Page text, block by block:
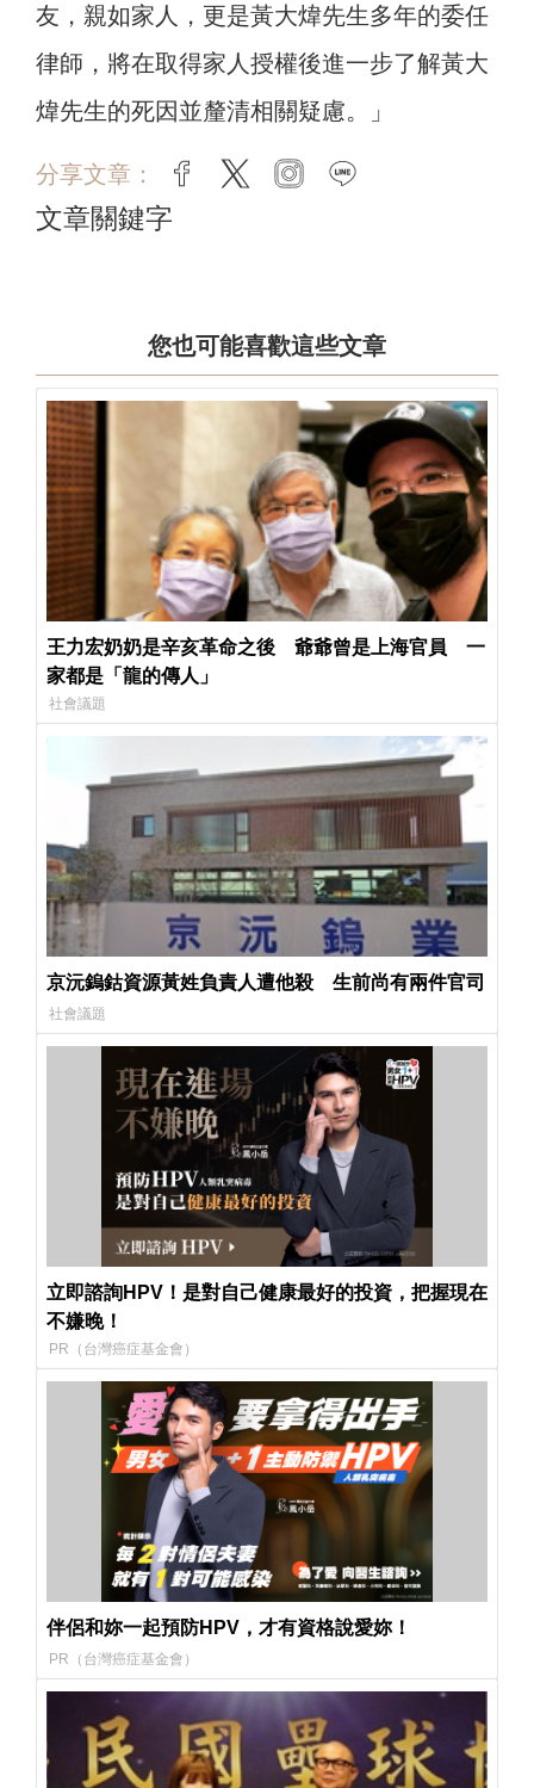
友，親如家人，更是黃大煒先生多年的委任
律師，將在取得家人授權後進一步了解黃大
煒先生的死因並釐清相關疑慮。」
分享文章： facebook
twitter instagram
文章關鍵字
您也可能喜歡這些文章
王力宏奶奶是辛亥革命之後 爺爺曾是上海官員 一
家都是「龍的傳人」
社會議題
京沅鎢鈷資源黃姓負責人遭他殺 生前尚有兩件官司
社會議題
立即諮詢HPV！是對自己健康最好的投資，把握現在
不嫌晚！
PR（台灣癌症基金會）
伴侶和妳一起預防HPV，才有資格說愛妳！
PR（台灣癌症基金會）